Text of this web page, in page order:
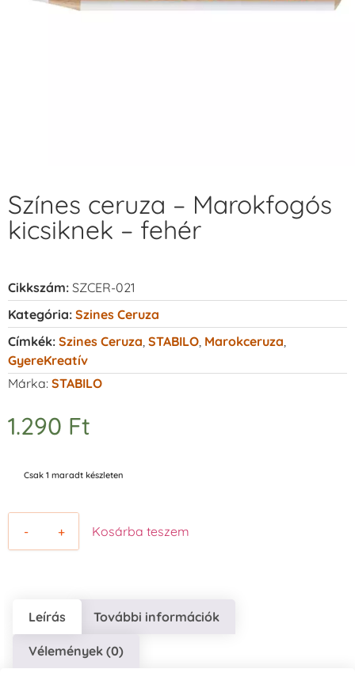
Színes ceruza – Marokfogós
kicsiknek – fehér
Cikkszám: SZCER-021
Kategória: Szines Ceruza
Címkék: Szines Ceruza STABILO Marokceruza
GyereKreatív
Márka: STABILO
1.290 Ft
Csak 1 maradt készleten
- + Kosárba teszem
Leírás További információk
Vélemények (0)